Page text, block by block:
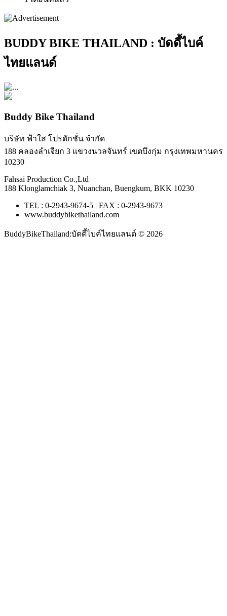
BUDDY BIKE THAILAND : บัดดี้ไบค์
ไทยแลนด์
Buddy Bike Thailand
บริษัท ฟ้าใส โปรดักชั่น จำกัด
188 คลองลำเจียก 3 แขวงนวลจันทร์ เขตบึงกุ่ม กรุงเทพมหานคร
10230
Fahsai Production Co.,Ltd
188 Klonglamchiak 3, Nuanchan, Buengkum, BKK 10230
TEL : 0-2943-9674-5 | FAX : 0-2943-9673
www.buddybikethailand.com
BuddyBikeThailand:บัดดี้ไบค์ไทยแลนด์ © 2026